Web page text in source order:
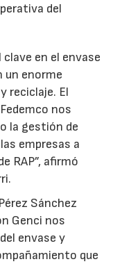
del
en el envase
un enorme
reciclaje. El
nos
la gestión de
empresas a
RAP”, afirmó
Sánchez
Genci nos
envase y
que